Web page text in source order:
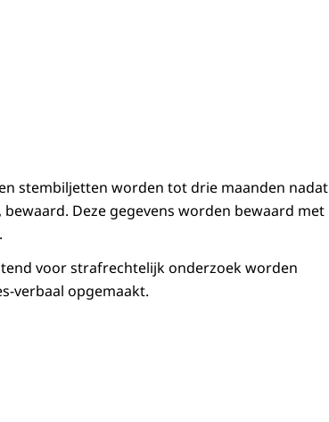
stembiljetten worden tot drie maanden nadat
Deze gegevens worden bewaard met
voor strafrechtelijk onderzoek worden
verbaal opgemaakt.